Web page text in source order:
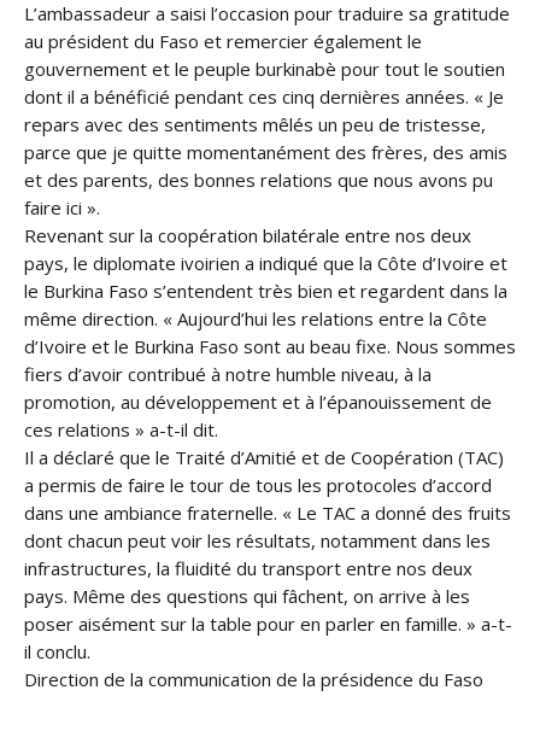
L’ambassadeur a saisi l’occasion pour traduire sa gratitude
au président du Faso et remercier également le
gouvernement et le peuple burkinabè pour tout le soutien
dont il a bénéficié pendant ces cinq dernières années. « Je
repars avec des sentiments mêlés un peu de tristesse,
parce que je quitte momentanément des frères, des amis
et des parents, des bonnes relations que nous avons pu
faire ici ».
Revenant sur la coopération bilatérale entre nos deux
pays, le diplomate ivoirien a indiqué que la Côte d’Ivoire et
le Burkina Faso s’entendent très bien et regardent dans la
même direction. « Aujourd’hui les relations entre la Côte
d’Ivoire et le Burkina Faso sont au beau fixe. Nous sommes
fiers d’avoir contribué à notre humble niveau, à la
promotion, au développement et à l’épanouissement de
ces relations » a-t-il dit.
Il a déclaré que le Traité d’Amitié et de Coopération (TAC)
a permis de faire le tour de tous les protocoles d’accord
dans une ambiance fraternelle. « Le TAC a donné des fruits
dont chacun peut voir les résultats, notamment dans les
infrastructures, la fluidité du transport entre nos deux
pays. Même des questions qui fâchent, on arrive à les
poser aisément sur la table pour en parler en famille. » a-t-
il conclu.
Direction de la communication de la présidence du Faso